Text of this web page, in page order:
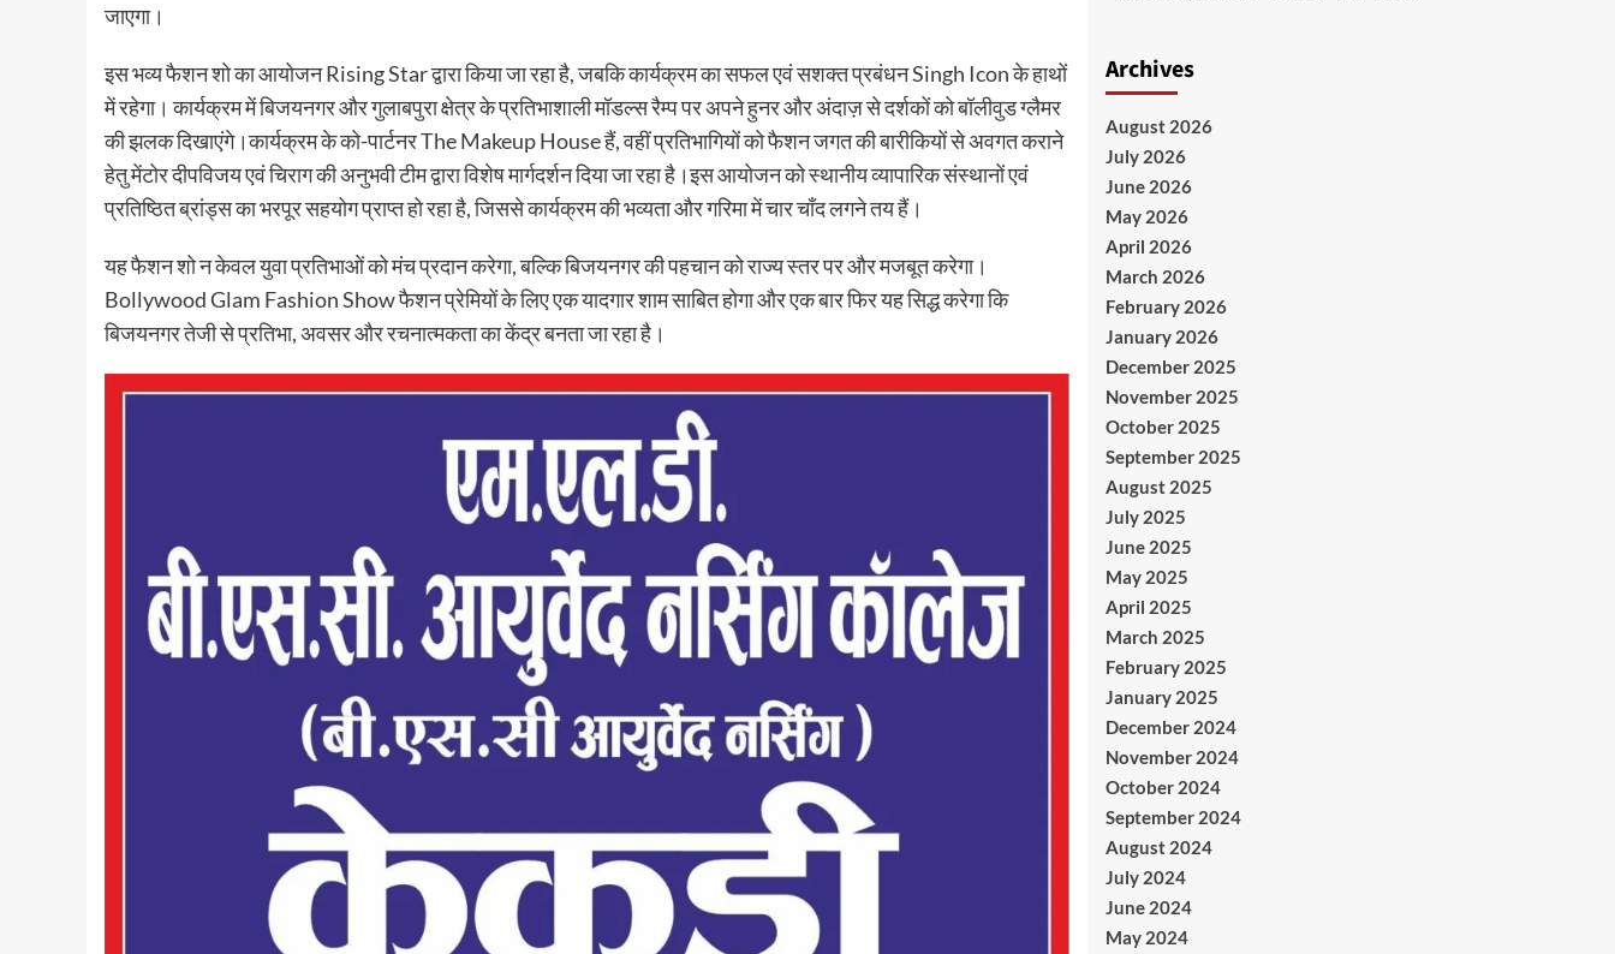
जाएगा।
इस भव्य फैशन शो का आयोजन Rising Star द्वारा किया जा रहा है, जबकि कार्यक्रम का सफल एवं सशक्त प्रबंधन Singh Icon के हाथों
में रहेगा। कार्यक्रम में बिजयनगर और गुलाबपुरा क्षेत्र के प्रतिभाशाली मॉडल्स रैम्प पर अपने हुनर और अंदाज़ से दर्शकों को बॉलीवुड ग्लैमर
की झलक दिखाएंगे।कार्यक्रम के को-पार्टनर The Makeup House हैं, वहीं प्रतिभागियों को फैशन जगत की बारीकियों से अवगत कराने
हेतु मेंटोर दीपविजय एवं चिराग की अनुभवी टीम द्वारा विशेष मार्गदर्शन दिया जा रहा है।इस आयोजन को स्थानीय व्यापारिक संस्थानों एवं
प्रतिष्ठित ब्रांड्स का भरपूर सहयोग प्राप्त हो रहा है, जिससे कार्यक्रम की भव्यता और गरिमा में चार चाँद लगने तय हैं।
यह फैशन शो न केवल युवा प्रतिभाओं को मंच प्रदान करेगा, बल्कि बिजयनगर की पहचान को राज्य स्तर पर और मजबूत करेगा।
Bollywood Glam Fashion Show फैशन प्रेमियों के लिए एक यादगार शाम साबित होगा और एक बार फिर यह सिद्ध करेगा कि
बिजयनगर तेजी से प्रतिभा, अवसर और रचनात्मकता का केंद्र बनता जा रहा है।
Archives
August 2026
July 2026
June 2026
May 2026
April 2026
March 2026
February 2026
January 2026
December 2025
November 2025
October 2025
September 2025
August 2025
July 2025
June 2025
May 2025
April 2025
March 2025
February 2025
January 2025
December 2024
November 2024
October 2024
September 2024
August 2024
July 2024
June 2024
May 2024